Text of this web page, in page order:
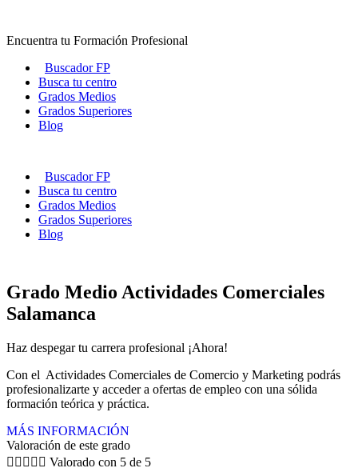
contenido
Encuentra tu Formación Profesional
Buscador FP
Busca tu centro
Grados Medios
Grados Superiores
Blog
Buscador FP
Busca tu centro
Grados Medios
Grados Superiores
Blog
Grado Medio Actividades Comerciales
Salamanca
Haz despegar tu carrera profesional ¡Ahora!
Con el Actividades Comerciales de Comercio y Marketing podrás
profesionalizarte y acceder a ofertas de empleo con una sólida
formación teórica y práctica.
MÁS INFORMACIÓN
Valoración de este grado
     Valorado con 5 de 5